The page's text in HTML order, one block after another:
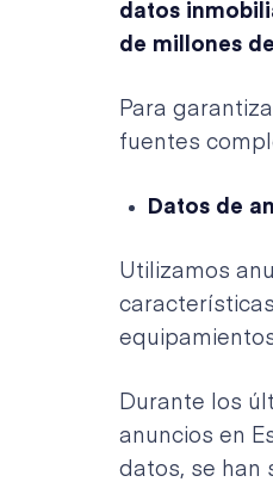
datos
de millones
Para
fuentes
Datos de
Utilizamos
Durante los
anuncios en
datos, se han